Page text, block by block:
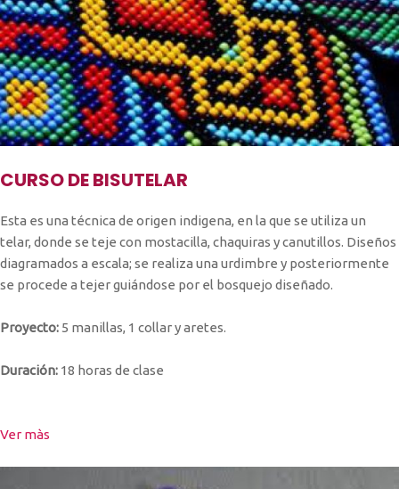
CURSO DE BISUTELAR
Esta es una técnica de origen indigena, en la que se utiliza un
telar, donde se teje con mostacilla, chaquiras y canutillos. Diseños
diagramados a escala; se realiza una urdimbre y posteriormente
se procede a tejer guiándose por el bosquejo diseñado.
Proyecto: 5 manillas, 1 collar y aretes.
Duración: 18 horas de clase
Ver màs